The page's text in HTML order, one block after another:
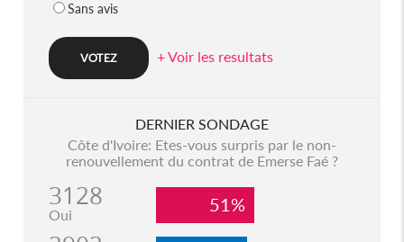
Sans avis
+ Voir les resultats
DERNIER SONDAGE
Côte d'Ivoire: Etes-vous surpris par le non-
renouvellement du contrat de Emerse Faé ?
3128
Oui 51%